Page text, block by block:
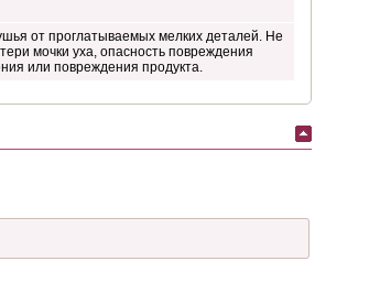
от проглатываемых мелких деталей. Не
мочки уха, опасность повреждения
или повреждения продукта.